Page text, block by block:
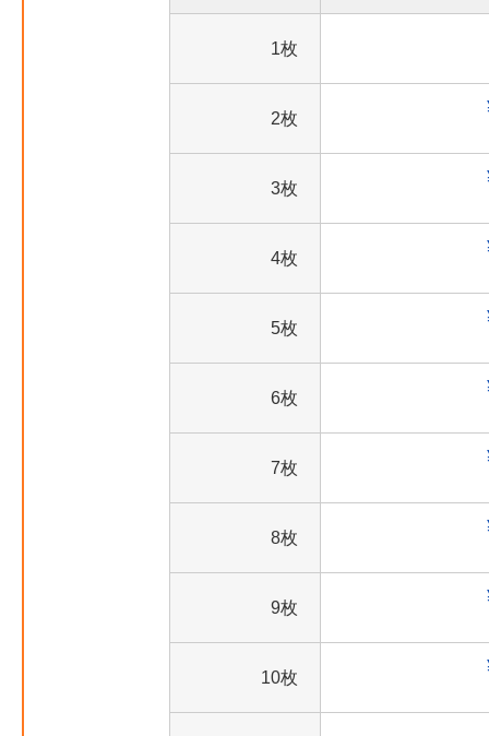
1枚
2枚
3枚
4枚
5枚
6枚
7枚
8枚
9枚
10枚